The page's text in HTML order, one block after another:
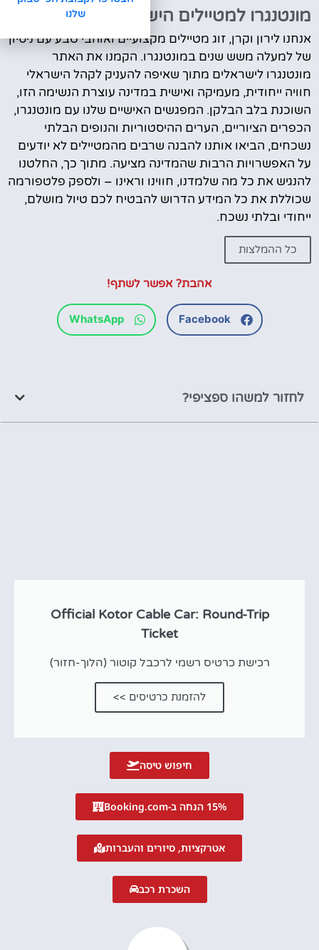
מונטנגרו למטיילים הישראלים
אנחנו לירון וקרן, זוג מטיילים מקצועיים ואוהבי טבע עם ניסיון
של למעלה משש שנים במונטנגרו. הקמנו את האתר
מונטנגרו לישראלים מתוך שאיפה להעניק לקהל הישראלי
חוויה ייחודית, מעמיקה ואישית במדינה עוצרת הנשימה הזו,
השוכנת בלב הבלקן. המפגשים האישיים שלנו עם מונטנגרו,
הכפרים הציוריים, הערים ההיסטוריות והנופים הבלתי
נשכחים, הביאו אותנו להבנה שרבים מהמטיילים לא יודעים
על האפשרויות הרבות שהמדינה מציעה. מתוך כך, החלטנו
להנגיש את כל מה שלמדנו, חווינו וראינו – ולספק פלטפורמה
שכוללת את כל המידע הדרוש להבטיח לכם טיול מושלם,
ייחודי ובלתי נשכח.
כל ההמלצות
אהבת? אפשר לשתף!
Facebook
WhatsApp
לחזור למשהו ספציפי?
Official Kotor Cable Car: Round-Trip
Ticket
רכישת כרטיס רשמי לרכבל קוטור (הלוך-חזור)
להזמנת כרטיסים >>
חיפוש טיסה
15% הנחה ב-Booking.com
אטרקציות, סיורים והעברות
השכרת רכב
שלנו